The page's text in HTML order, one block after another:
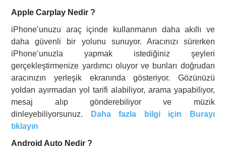
Apple Carplay Nedir ?
iPhone’unuzu araç içinde kullanmanın daha akıllı ve
daha güvenli bir yolunu sunuyor. Aracınızı sürerken
iPhone’unuzla yapmak istediğiniz şeyleri
gerçekleştirmenize yardımcı oluyor ve bunları doğrudan
aracınızın yerleşik ekranında gösteriyor. Gözünüzü
yoldan ayırmadan yol tarifi alabiliyor, arama yapabiliyor,
mesaj alıp gönderebiliyor ve müzik
dinleyebiliyorsunuz.
Daha fazla bilgi için Burayı
tıklayın
Android Auto Nedir ?